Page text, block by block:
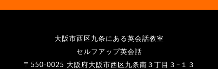
大阪市西区九条にある英会話教室
セルフアップ英会話
〒550-0025 大阪府大阪市西区九条南３丁目３−１３